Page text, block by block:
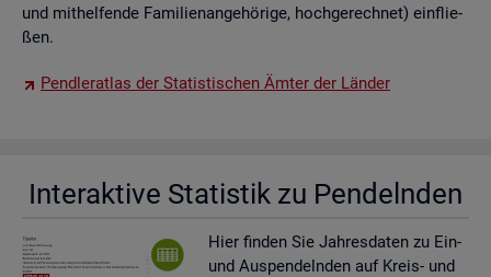
und mit­hel­fen­de Fa­mi­li­en­an­ge­hö­ri­ge, hoch­ge­rech­net) ein­flie­
ßen.
Pend­ler­at­las der Sta­tis­ti­schen Ämter der Län­der
In­ter­ak­ti­ve Sta­tis­tik zu Pen­deln­den
Hier fin­den Sie Jah­res­da­ten zu Ein-
und Aus­pen­deln­den auf Kreis- und